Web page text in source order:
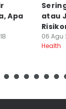
Apa
atau
06 Agu
Health